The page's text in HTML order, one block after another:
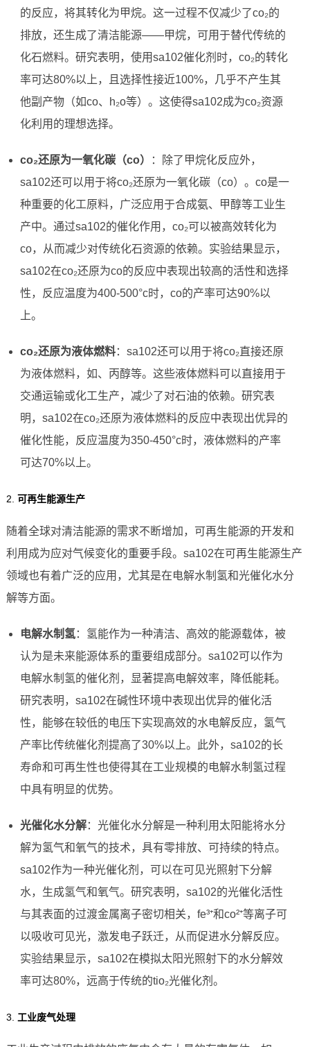
的反应，将其转化为甲烷。这一过程不仅减少了co₂的
排放，还生成了清洁能源——甲烷，可用于替代传统的
化石燃料。研究表明，使用sa102催化剂时，co₂的转化
率可达80%以上，且选择性接近100%，几乎不产生其
他副产物（如co、h₂o等）。这使得sa102成为co₂资源
化利用的理想选择。
co₂还原为一氧化碳（co）
：除了甲烷化反应外，
sa102还可以用于将co₂还原为一氧化碳（co）。co是一
种重要的化工原料，广泛应用于合成氨、甲醇等工业生
产中。通过sa102的催化作用，co₂可以被高效转化为
co，从而减少对传统化石资源的依赖。实验结果显示，
sa102在co₂还原为co的反应中表现出较高的活性和选择
性，反应温度为400-500°c时，co的产率可达90%以
上。
co₂还原为液体燃料：sa102还可以用于将co₂直接还原
为液体燃料，如、丙醇等。这些液体燃料可以直接用于
交通运输或化工生产，减少了对石油的依赖。研究表
明，sa102在co₂还原为液体燃料的反应中表现出优异的
催化性能，反应温度为350-450°c时，液体燃料的产率
可达70%以上。
2. 可再生能源生产
随着全球对清洁能源的需求不断增加，可再生能源的开发和
利用成为应对气候变化的重要手段。sa102在可再生能源生产
领域也有着广泛的应用，尤其是在电解水制氢和光催化水分
解等方面。
电解水制氢：氢能作为一种清洁、高效的能源载体，被
认为是未来能源体系的重要组成部分。sa102可以作为
电解水制氢的催化剂，显著提高电解效率，降低能耗。
研究表明，sa102在碱性环境中表现出优异的催化活
性，能够在较低的电压下实现高效的水电解反应，氢气
产率比传统催化剂提高了30%以上。此外，sa102的长
寿命和可再生性也使得其在工业规模的电解水制氢过程
中具有明显的优势。
光催化水分解：光催化水分解是一种利用太阳能将水分
解为氢气和氧气的技术，具有零排放、可持续的特点。
sa102作为一种光催化剂，可以在可见光照射下分解
水，生成氢气和氧气。研究表明，sa102的光催化活性
与其表面的过渡金属离子密切相关，fe³⁺和co²⁺等离子可
以吸收可见光，激发电子跃迁，从而促进水分解反应。
实验结果显示，sa102在模拟太阳光照射下的水分解效
率可达80%，远高于传统的tio₂光催化剂。
3. 工业废气处理